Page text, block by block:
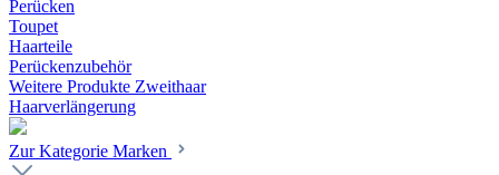
Perücken
Toupet
Haarteile
Perückenzubehör
Weitere Produkte Zweithaar
Haarverlängerung
Zur Kategorie Marken